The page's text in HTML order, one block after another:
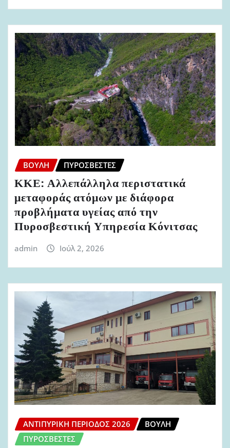
ΒΟΥΛΉ ΠΥΡΟΣΒΈΣΤΕΣ
ΚΚΕ: Αλλεπάλληλα περιστατικά
μεταφοράς ατόμων με διάφορα
προβλήματα υγείας από την
Πυροσβεστική Υπηρεσία Κόνιτσας
admin Ιούλ 2, 2026
ΑΝΤΙΠΥΡΙΚΉ ΠΕΡΊΟΔΟΣ 2026
ΒΟΥΛΉ
ΠΥΡΟΣΒΈΣΤΕΣ